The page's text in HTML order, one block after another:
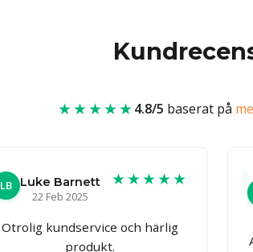
★★★★★4.8/5 baserat på
LB Luke Barnett
22 Feb 2025
★★★★★
Otrolig kundservice och härlig
produkt.